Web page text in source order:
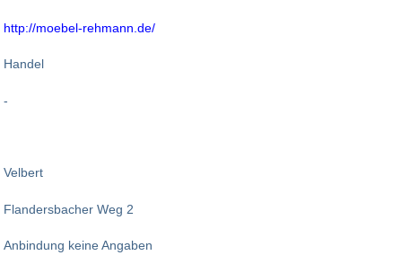
http://moebel-rehmann.de/
Handel
-
Velbert
Flandersbacher Weg 2
Anbindung keine Angaben